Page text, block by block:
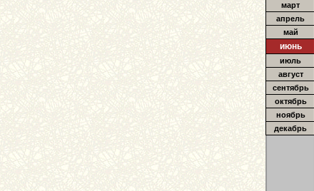
март
апрель
май
июнь
июль
август
сентябрь
октябрь
ноябрь
декабрь